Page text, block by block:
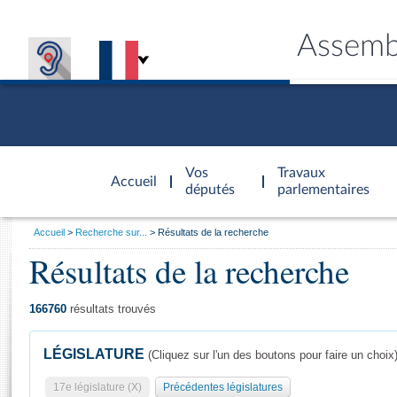
Accueil
d'accueil
Vos
députés
Travaux
parlementaires
Général
Vous
Accueil Recherche sur... Résultats de la recherche
Résultats de la recherche
166760 résultats trouvés
LÉGISLATURE (Cliquez sur l'un des boutons pour faire un choix)
17e législature (X) Précédentes législatures